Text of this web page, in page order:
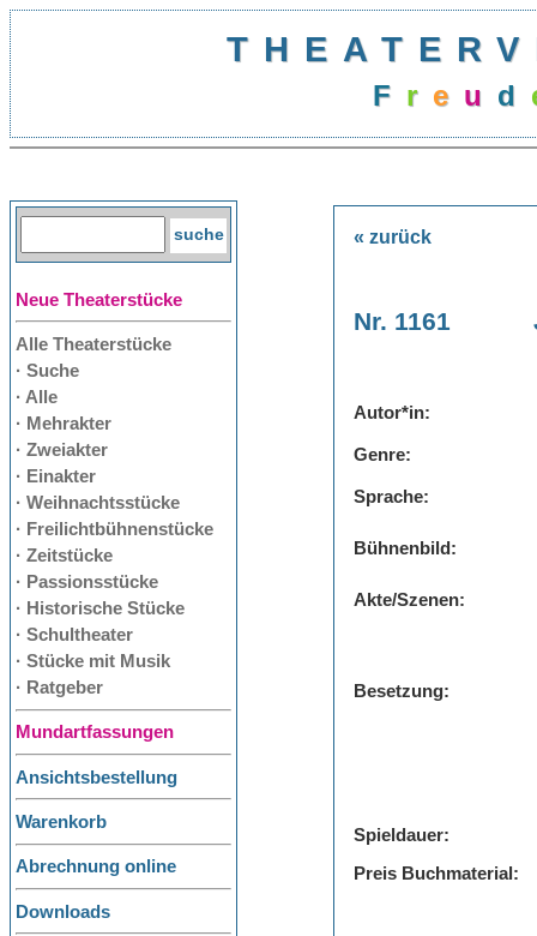
Fr eude
Neue Theaterstücke
Alle Theaterstücke
· Suche
· Alle
· Mehrakter
· Zweiakter
· Einakter
· Weihnachtsstücke
· Freilichtbühnenstücke
· Zeitstücke
· Passionsstücke
· Historische Stücke
· Schultheater
· Stücke mit Musik
· Ratgeber
Mundartfassungen
Ansichtsbestellung
Warenkorb
Abrechnung online
Downloads
« zurück
Nr. 1161
Autor*in:
Genre:
Sprache:
Bühnenbild:
Akte/Szenen:
Besetzung:
Spieldauer:
Preis Buchmaterial: